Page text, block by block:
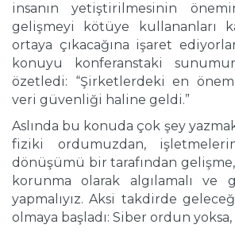
insanın yetiştirilmesinin
gelişmeyi kötüye kullananları
ortaya çıkacağına işaret
konuyu konferanstaki
özetledi: “Şirketlerdeki en
veri güvenliği haline geldi.”
Aslında bu konuda çok şey
fiziki ordumuzdan,
dönüşümü bir tarafından
korunma olarak algılamalı ve
yapmalıyız. Aksi takdirde
olmaya başladı: Siber ordun